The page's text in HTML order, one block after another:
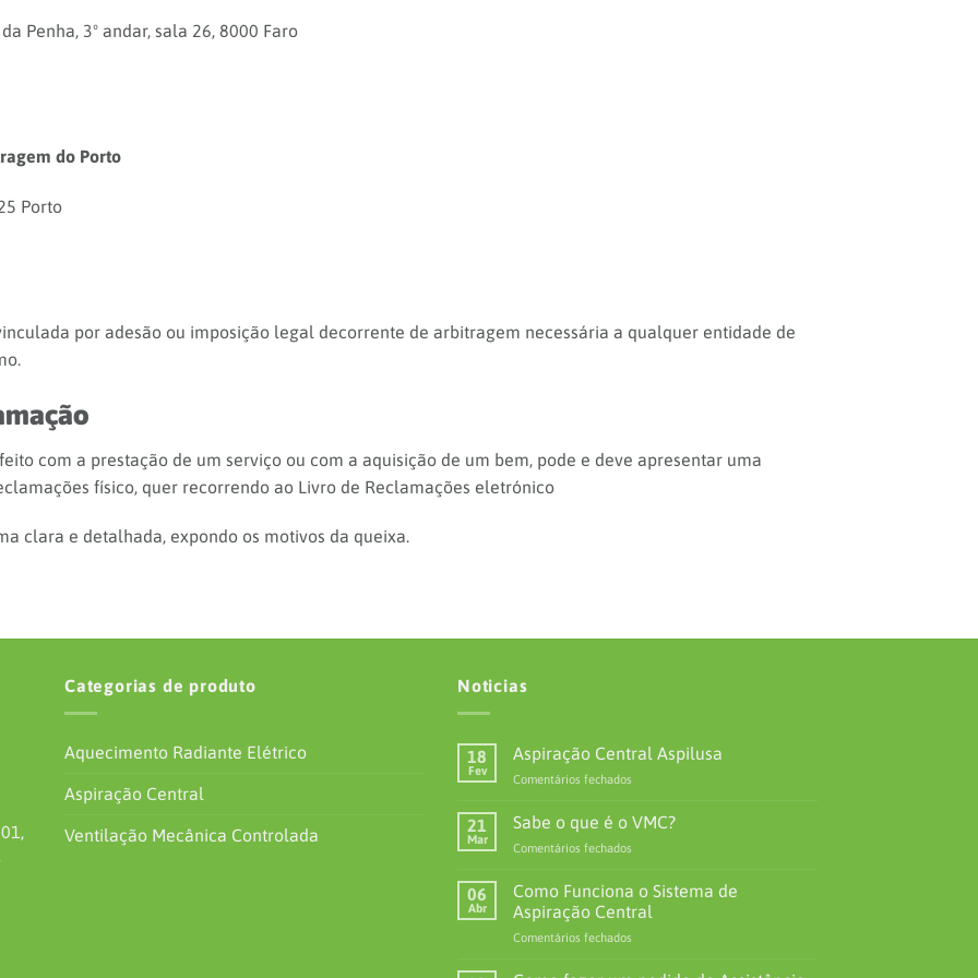
Penha, 3º andar, sala 26, 8000 Faro
do Porto
Porto
por adesão ou imposição legal decorrente de arbitragem necessária a qualquer entidade de
com a prestação de um serviço ou com a aquisição de um bem, pode e deve apresentar uma
físico, quer recorrendo ao Livro de Reclamações eletrónico
clara e detalhada, expondo os motivos da queixa.
Categorias de produto
Aquecimento Radiante Elétrico
Aspiração Central
Ventilação Mecânica Controlada
Noticias
18
Fev
Aspiração Central Aspilusa
Comentários fechados
Central
21
Mar
Sabe o que é o VMC?
Comentários fechados
que
é
06
Abr
Como Funciona o Sistema de
Aspiração Central
Comentários fechados
Funciona